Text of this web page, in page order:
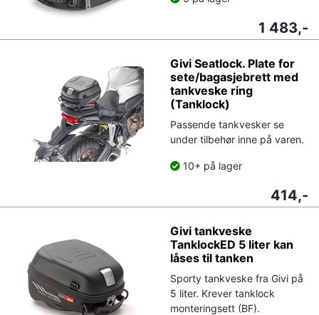
1 483,-
Givi Seatlock. Plate for
sete/bagasjebrett med
tankveske ring
(Tanklock)
Passende tankvesker se
under tilbehør inne på varen.
10+ på lager
414,-
Givi tankveske
TanklockED 5 liter kan
låses til tanken
Sporty tankveske fra Givi på
5 liter. Krever tanklock
monteringsett (BF).